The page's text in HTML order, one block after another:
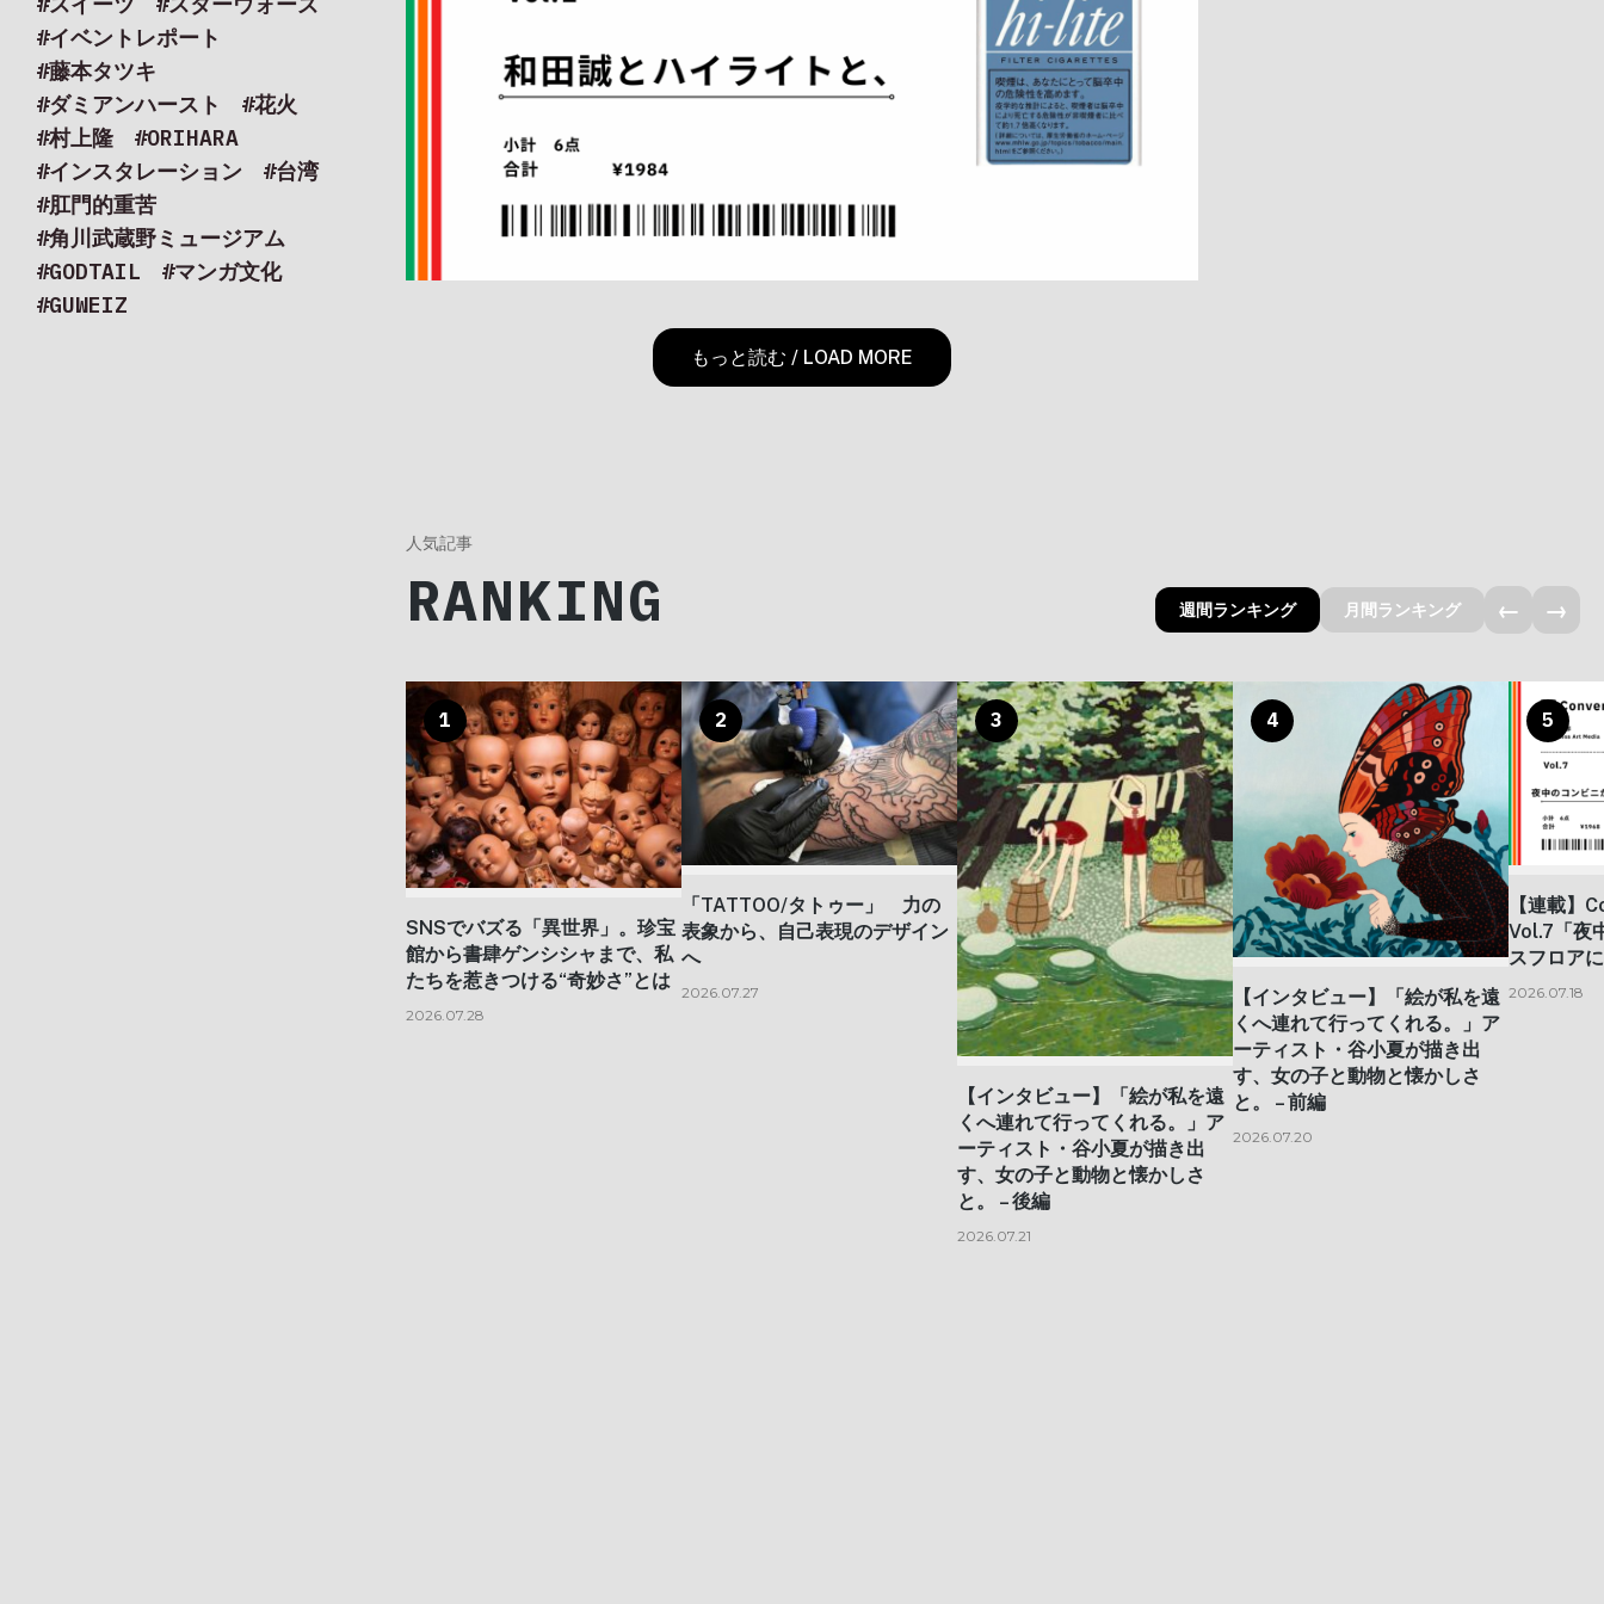
#イベントレポート
#藤本タツキ
#ダミアンハースト
#花火
#村上隆
#ORIHARA
#インスタレーション
#台湾
#肛門的重苦
#角川武蔵野ミュージアム
#GODTAIL
#マンガ文化
#GUWEIZ
もっと読む / LOAD MORE
人気記事
RANKING 週間ランキング 月間ランキング ← →
1
SNSでバズる「異世界」。珍宝
館から書肆ゲンシシャまで、私
たちを惹きつける“奇妙さ”とは
2026.07.28
2
「TATTOO/タトゥー」 力の
表象から、自己表現のデザイン
へ
2026.07.27
3
【インタビュー】「絵が私を遠
くへ連れて行ってくれる。」ア
ーティスト・谷小夏が描き出
す、女の子と動物と懐かしさ
と。 – 後編
2026.07.21
4
【インタビュー】「絵が私を遠
くへ連れて行ってくれる。」ア
ーティスト・谷小夏が描き出
す、女の子と動物と懐かしさ
と。 – 前編
2026.07.20
5
【連載】
Vol.7「夜
スフロア
2026.07.18